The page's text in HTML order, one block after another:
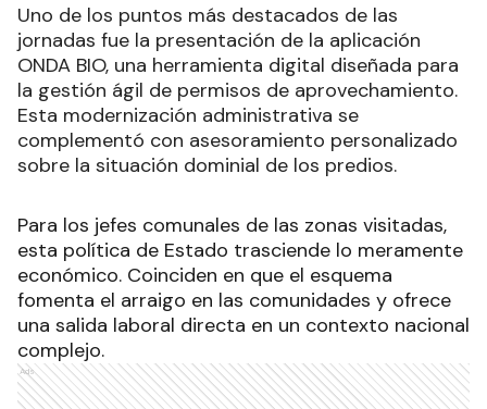
Uno de los puntos más destacados de las
jornadas fue la presentación de la aplicación
ONDA BIO, una herramienta digital diseñada para
la gestión ágil de permisos de aprovechamiento.
Esta modernización administrativa se
complementó con asesoramiento personalizado
sobre la situación dominial de los predios.
Para los jefes comunales de las zonas visitadas,
esta política de Estado trasciende lo meramente
económico. Coinciden en que el esquema
fomenta el arraigo en las comunidades y ofrece
una salida laboral directa en un contexto nacional
complejo.
Ads